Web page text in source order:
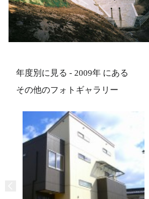
年度別に見る - 2009年 にある
その他のフォトギャラリー